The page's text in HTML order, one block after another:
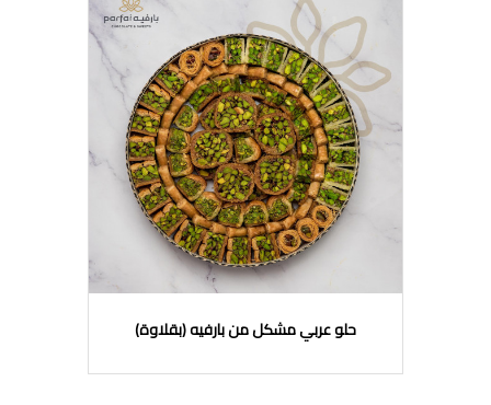
حلو عربي مشكل من بارفيه (بقلاوة)